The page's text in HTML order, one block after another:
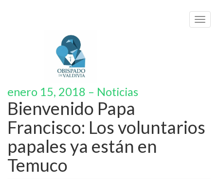
enero 15, 2018 – Noticias
Bienvenido Papa
Francisco: Los voluntarios
papales ya están en
Temuco